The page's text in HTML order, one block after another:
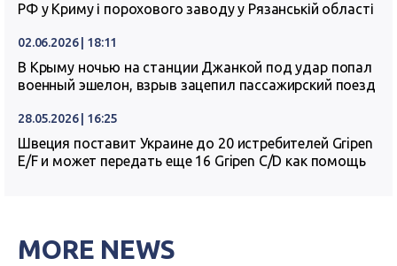
РФ у Криму і порохового заводу у Рязанській області
02.06.2026 | 18:11
В Крыму ночью на станции Джанкой под удар попал
военный эшелон, взрыв зацепил пассажирский поезд
28.05.2026 | 16:25
Швеция поставит Украине до 20 истребителей Gripen
E/F и может передать еще 16 Gripen C/D как помощь
MORE NEWS